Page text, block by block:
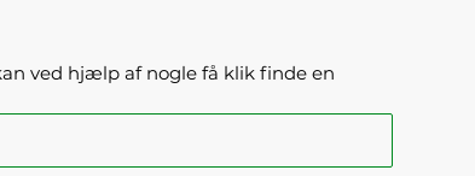
ved hjælp af nogle få klik finde en